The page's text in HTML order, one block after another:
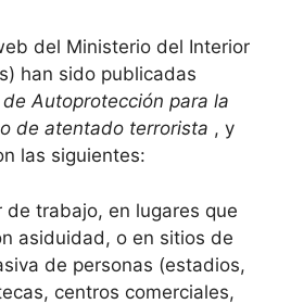
del Ministerio del Interior
han sido publicadas
Autoprotección para la
de atentado terrorista , y
las siguientes:
de trabajo, en lugares que
asiduidad, o en sitios de
de personas (estadios,
centros comerciales,